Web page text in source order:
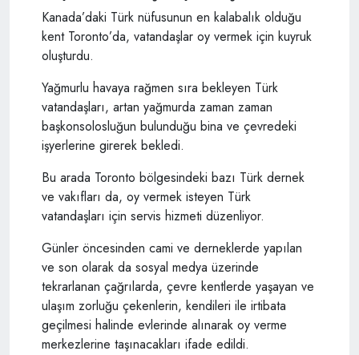
Kanada’daki Türk nüfusunun en kalabalık olduğu
kent Toronto’da, vatandaşlar oy vermek için kuyruk
oluşturdu.
Yağmurlu havaya rağmen sıra bekleyen Türk
vatandaşları, artan yağmurda zaman zaman
başkonsolosluğun bulunduğu bina ve çevredeki
işyerlerine girerek bekledi.
Bu arada Toronto bölgesindeki bazı Türk dernek
ve vakıfları da, oy vermek isteyen Türk
vatandaşları için servis hizmeti düzenliyor.
Günler öncesinden cami ve derneklerde yapılan
ve son olarak da sosyal medya üzerinde
tekrarlanan çağrılarda, çevre kentlerde yaşayan ve
ulaşım zorluğu çekenlerin, kendileri ile irtibata
geçilmesi halinde evlerinde alınarak oy verme
merkezlerine taşınacakları ifade edildi.